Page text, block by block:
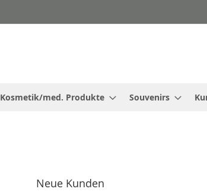
Kosmetik/med. Produkte Souvenirs
Neue Kunden